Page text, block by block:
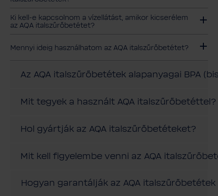
Ki kell-e kapcsolnom a vízellátást, amikor kicserélem
az AQA italszűrőbetétet?
Mennyi ideig használhatom az AQA italszűrőbetétet?
Az AQA italszűrőbetétek alapanyagai BPA
Mit tegyek a használt AQA italszűrőbetéttel?
Hol gyártják az AQA italszűrőbetéteket?
Mit kell figyelembe venni az AQA
Hogyan garantálják az AQA